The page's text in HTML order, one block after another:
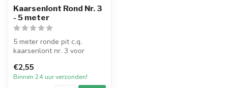
Kaarsenlont Rond Nr. 3
- 5 meter
5 meter ronde pit c.q.
kaarsenlont nr. 3 voor
en giet...
€2,55
Binnen 24 uur verzonden!